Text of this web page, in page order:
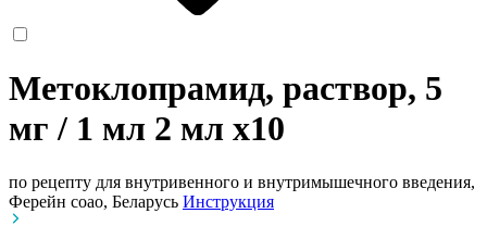
Метоклопрамид, раствор, 5
мг / 1 мл 2 мл x10
по рецепту для внутривенного и внутримышечного введения,
Ферейн соао, Беларусь Инструкция